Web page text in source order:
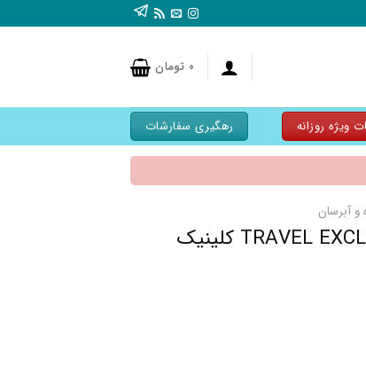
۰ تومان
ویژه روزانه رهگیری سفارشات
و آبرسان
پک 3 عددی آبرسان TRAVEL EXCLUSIVE کلینیک